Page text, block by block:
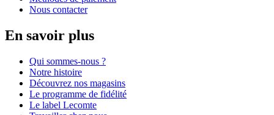
Nous contacter
En savoir plus
Qui sommes-nous ?
Notre histoire
Découvrez nos magasins
Le programme de fidélité
Le label Lecomte